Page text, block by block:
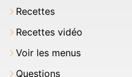
Recettes
Recettes vidéo
Voir les menus
Questions